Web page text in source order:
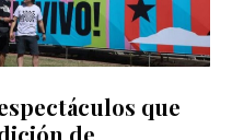
que
de